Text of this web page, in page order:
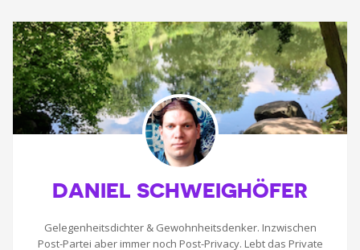
DANIEL SCHWEIGHÖFER
Gelegenheitsdichter & Gewohnheitsdenker. Inzwischen
Post-Partei aber immer noch Post-Privacy. Lebt das Private